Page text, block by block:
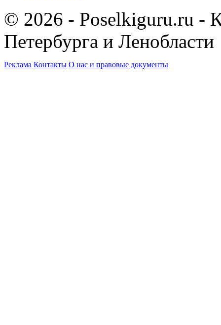
© 2026 - Poselkiguru.ru -
Петербурга и Ленобласти
Реклама Контакты О нас и правовые документы